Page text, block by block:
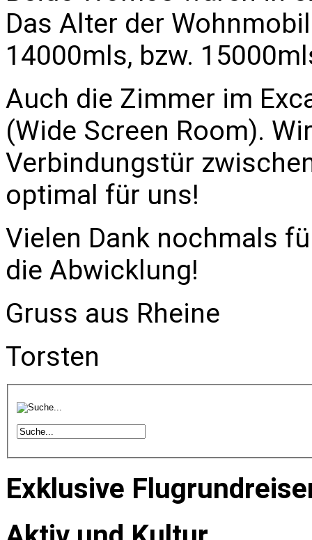
Das Alter der
14000mls, bzw.
Auch die Zimmer im
(Wide Screen Room).
Verbindungstür
optimal für uns!
Vielen Dank nochmals
die Abwicklung!
Gruss aus Rheine
Torsten
Exklusive